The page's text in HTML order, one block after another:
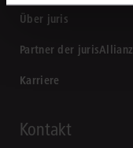
Über juris
Partner der jurisAllianz
Karriere
Kontakt